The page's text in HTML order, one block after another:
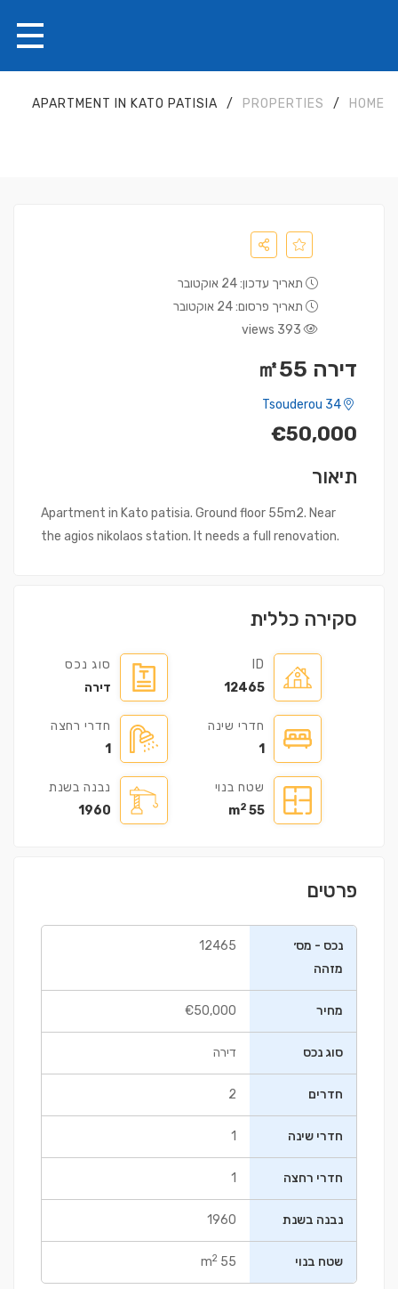
HOME
/
PROPERTIES
/
APARTMENT IN KATO PATISIA
תאריך עדכון: 24 אוקטובר
תאריך פרסום: 24 אוקטובר
393 views
דירה ㎡55
€50,000
תיאור
Apartment in Kato patisia. Ground floor 55m2. Near
the agios nikolaos station. It needs a full renovation.
סקירה כללית
ID
12465
סוג נכס
דירה
חדרי שינה
1
חדרי רחצה
1
שטח בנוי
55 m
2
נבנה בשנת
1960
פרטים
נכס - מס׳
מזהה
12465
מחיר €50,000
סוג נכס דירה
חדרים 2
חדרי שינה 1
חדרי רחצה 1
נבנה בשנת 1960
שטח בנוי 55 m
2